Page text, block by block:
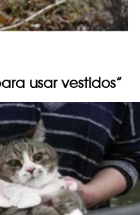
usar vestidos”